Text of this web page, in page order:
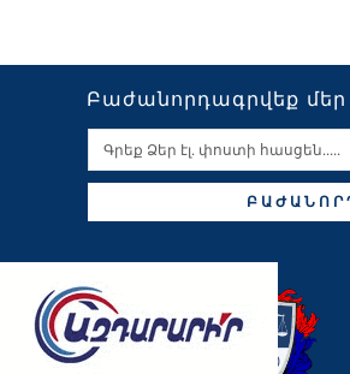
Բաժանորդագրվեք մեր